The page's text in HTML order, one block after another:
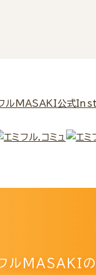
ルMASAKIの